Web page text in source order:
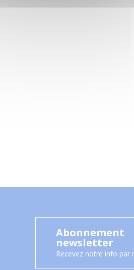
Abonnement
newsletter
Recevez notre info par